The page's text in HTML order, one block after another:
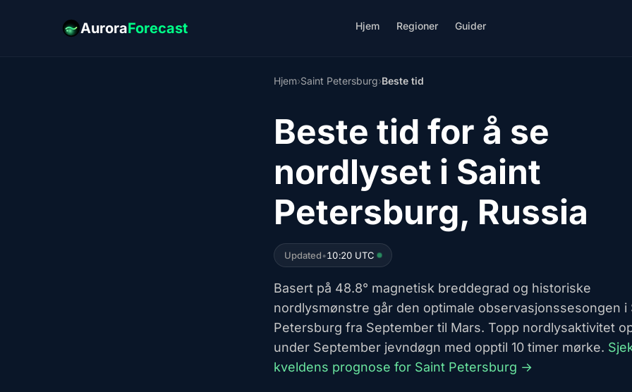
AuroraForecast Hjem Regioner Guider
Hjem›Saint Petersburg›Beste tid
Beste tid for å se
nordlyset i Saint
Petersburg, Russia
Updated•10:20 UTC
Basert på 48.8° magnetisk breddegrad og historiske
nordlysmønstre går den optimale observasjonssesongen i
Petersburg fra September til Mars. Topp nordlysaktivitet
under September jevndøgn med opptil 10 timer mørke.
kveldens prognose for Saint Petersburg →